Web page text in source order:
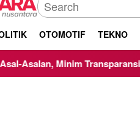
OTOMOTIF TEKNO
dan Abaikan K3